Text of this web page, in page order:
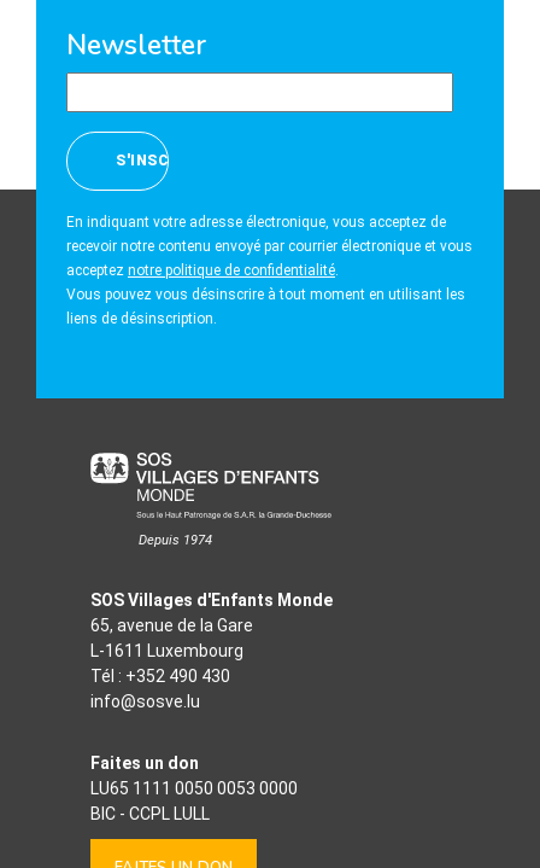
Newsletter
En indiquant votre adresse électronique, vous acceptez de
recevoir notre contenu envoyé par courrier électronique et vous
acceptez notre politique de confidentialité.
Vous pouvez vous désinscrire à tout moment en utilisant les
liens de désinscription.
Depuis 1974
SOS Villages d'Enfants Monde
65, avenue de la Gare
L-1611 Luxembourg
Tél : +352 490 430
info@sosve.lu
Faites un don
LU65 1111 0050 0053 0000
BIC - CCPL LULL